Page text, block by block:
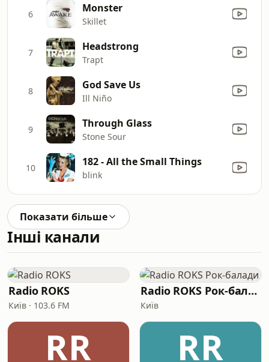
6 Monster
Skillet
7 Headstrong
Trapt
8 God Save Us
Ill Niño
9 Through Glass
Stone Sour
10 182 - All the Small Things
blink
Показати більше
Інші канали
Radio ROKS
Київ · 103.6 FM
Radio ROKS Рок-балади
Київ
RR RR